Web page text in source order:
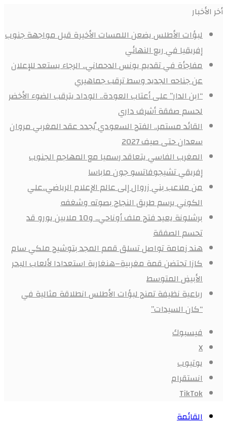
أخر الأخبار
لبؤات الأطلس يضعن اللمسات الأخيرة قبل مواجهة جنوب
إفريقيا في ربع النهائي
مفاجأة في تقديم يونس الدحماني.. الرجاء يستعد للإعلان
عن جناحه الجديد وسط ترقب جماهيري
“ابن الدار” على أعتاب العودة.. الوداد يترقب الضوء الأخضر
لحسم صفقة أشرف داري
القائد مستمر.. الفتح السعودي يُجدد عقد المغربي مروان
سعدان حتى صيف 2027
المغرب الفاسي يتعاقد رسميا مع المهاجم الجنوب
إفريقي تشيجوفاتسو جون ماباسا
من ملاعب بني زروال إلى عالم الإعلام الرياضي..علي
الكوني يرسم طريق النجاح بصوته وشغفه
برشلونة يعيد فتح ملف أوناحي.. و10 ملايين يورو قد
تحسم الصفقة
هند زمامة تواصل تسلق قمم المجد بتوشيح ملكي سام
كازا تحتضن قمة مغربية–هنغارية استعدادا لألعاب البحر
الأبيض المتوسط
رباعية نظيفة تمنح لبؤات الأطلس انطلاقة مثالية في
“كان السيدات”
فيسبوك
X
يوتيوب
انستقرام
‫TikTok
القائمة